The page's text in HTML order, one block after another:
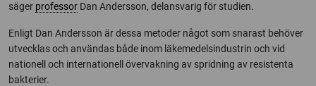
säger professor Dan Andersson, delansvarig för studien.
Enligt Dan Andersson är dessa metoder något som snarast behöver
utvecklas och användas både inom läkemedelsindustrin och vid
nationell och internationell övervakning av spridning av resistenta
bakterier.